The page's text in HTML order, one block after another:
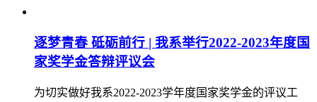
逐梦青春 砥砺前行 | 我系举行2022-2023年度国
家奖学金答辩评议会
为切实做好我系2022-2023学年度国家奖学金的评议工